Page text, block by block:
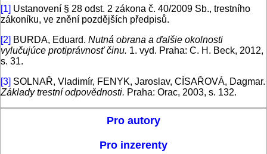
[1] Ustanovení § 28 odst. 2 zákona č. 40/2009 Sb., trestního
zákoníku, ve znění pozdějších předpisů.
[2] BURDA, Eduard. Nutná obrana a ďalšie okolnosti
vylučujúce protiprávnosť činu. 1. vyd. Praha: C. H. Beck, 2012,
s. 31.
[3] SOLNAŘ, Vladimír, FENYK, Jaroslav, CÍSAŘOVÁ, Dagmar.
Základy trestní odpovědnosti. Praha: Orac, 2003, s. 132.
Pro autory
Pro inzerenty